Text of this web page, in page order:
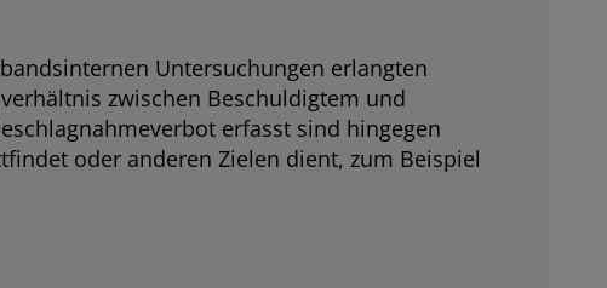
Untersuchungen erlangten
zwischen Beschuldigtem und
erfasst sind hingegen
oder anderen Zielen dient, zum Beispiel